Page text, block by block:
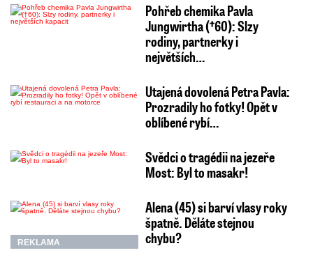
Pohřeb chemika Pavla
Jungwirtha (†60): Slzy
rodiny, partnerky i
největších…
Utajená dovolená Petra Pavla:
Prozradily ho fotky! Opět v
oblíbené rybí…
Svědci o tragédii na jezeře
Most: Byl to masakr!
REKLAMA
Alena (45) si barví vlasy roky
špatně. Děláte stejnou
chybu?